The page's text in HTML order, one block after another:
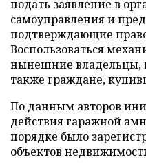
подать заявление в
самоуправления и
подтверждающие
Воспользоваться
нынешние владельцы,
также граждане,
По данным авторов
действия гаражной
порядке было
объектов